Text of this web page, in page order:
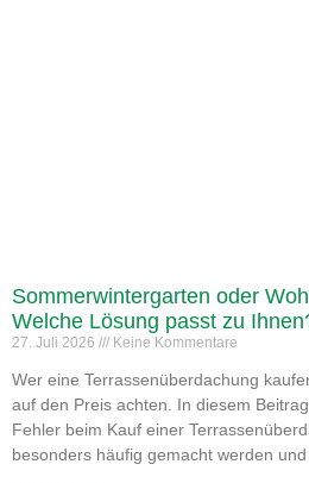
Sommerwintergarten oder
Welche Lösung passt zu
27. Juli 2026 Keine Kommentare
Wer eine Terrassenüberdachung
auf den Preis achten. In diesem
Fehler beim Kauf einer
besonders häufig gemacht werden